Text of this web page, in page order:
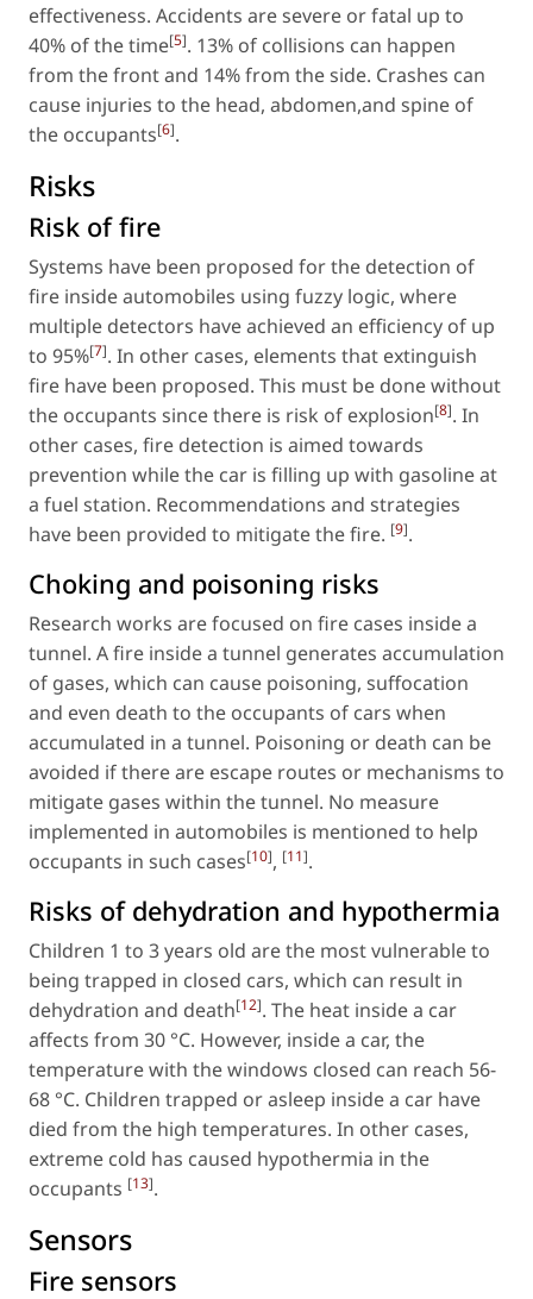
effectiveness. Accidents are severe or fatal up to
40% of the time[5]. 13% of collisions can happen
from the front and 14% from the side. Crashes can
cause injuries to the head, abdomen,and spine of
the occupants[6].
Risks
Risk of fire
Systems have been proposed for the detection of
fire inside automobiles using fuzzy logic, where
multiple detectors have achieved an efficiency of up
to 95%[7]. In other cases, elements that extinguish
fire have been proposed. This must be done without
the occupants since there is risk of explosion[8]. In
other cases, fire detection is aimed towards
prevention while the car is filling up with gasoline at
a fuel station. Recommendations and strategies
have been provided to mitigate the fire. [9].
Choking and poisoning risks
Research works are focused on fire cases inside a
tunnel. A fire inside a tunnel generates accumulation
of gases, which can cause poisoning, suffocation
and even death to the occupants of cars when
accumulated in a tunnel. Poisoning or death can be
avoided if there are escape routes or mechanisms to
mitigate gases within the tunnel. No measure
implemented in automobiles is mentioned to help
occupants in such cases[10], [11].
Risks of dehydration and hypothermia
Children 1 to 3 years old are the most vulnerable to
being trapped in closed cars, which can result in
dehydration and death[12]. The heat inside a car
affects from 30 °C. However, inside a car, the
temperature with the windows closed can reach 56-
68 °C. Children trapped or asleep inside a car have
died from the high temperatures. In other cases,
extreme cold has caused hypothermia in the
occupants [13].
Sensors
Fire sensors